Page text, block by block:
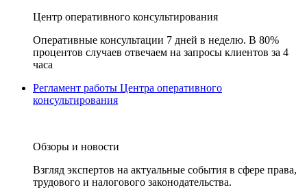
Центр оперативного консультирования
Оперативные консультации 7 дней в неделю. В 80%
процентов случаев отвечаем на запросы клиентов за 4
часа
Регламент работы Центра оперативного
консультирования
Обзоры и новости
Взгляд экспертов на актуальные события в сфере права,
трудового и налогового законодательства.